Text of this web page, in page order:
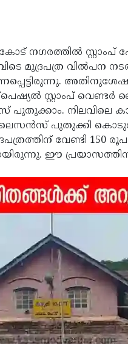
നഗരത്തില്‍ സ്റ്റാംപ്
മുദ്രപത്ര വില്‍പന
അതിനുശേഷം
സ്റ്റാംപ്
നിലവിലെ
പുതുക്കി
വേണ്ടി 150 രൂപ
ഈ